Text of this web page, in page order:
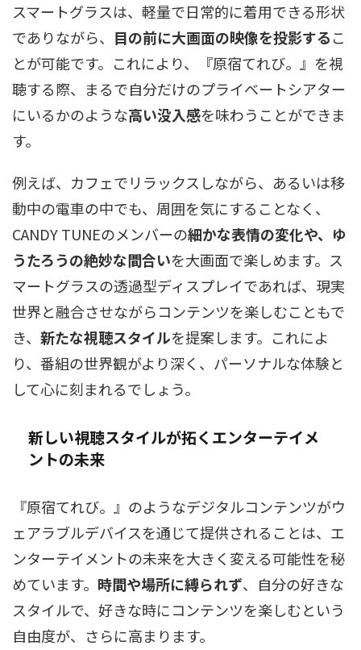
スマートグラスは、軽量で日常的に着用できる形状
でありながら、 目の前に大画面の映像を投影するこ
とが可能です。これにより、『原宿てれび。』を視
聴する際、まるで自分だけのプライベートシアター
にいるかのような高い没入感を味わうことができま
す。
例えば、カフェでリラックスしながら、あるいは移
動中の電車の中でも、周囲を気にすることなく、
CANDY TUNEのメンバーの細かな表情の変化や、ゆ
うたろうの絶妙な間合いを大画面で楽しめます。ス
マートグラスの透過型ディスプレイであれば、現実
世界と融合させながらコンテンツを楽しむこともで
き、 新たな視聴スタイルを提案します。これによ
り、番組の世界観がより深く、パーソナルな体験と
して心に刻まれるでしょう。
新しい視聴スタイルが拓くエンターテイメ
ントの未来
『原宿てれび。』のようなデジタルコンテンツがウ
ェアラブルデバイスを通じて提供されることは、エ
ンターテイメントの未来を大きく変える可能性を秘
めています。 時間や場所に縛られず、自分の好きな
スタイルで、好きな時にコンテンツを楽しむという
自由度が、さらに高まります。